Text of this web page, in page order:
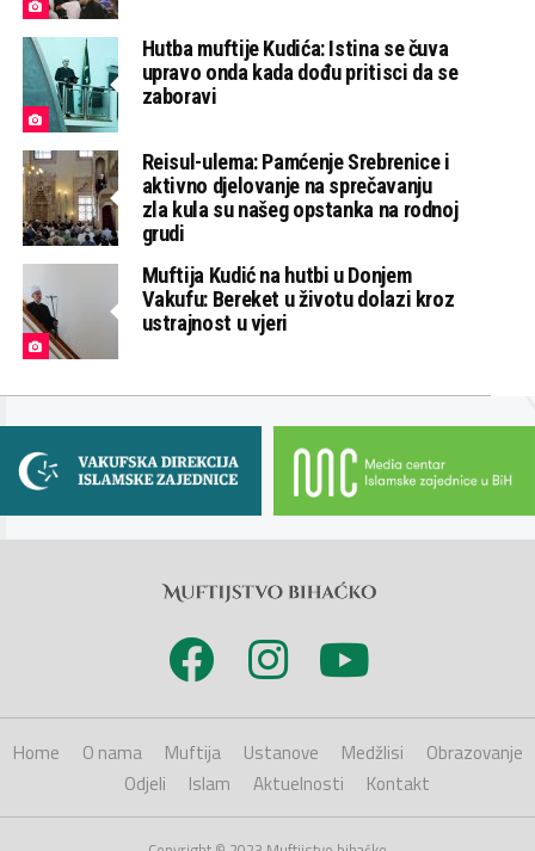
Hutba muftije Kudića: Istina se čuva
upravo onda kada dođu pritisci da se
zaboravi
Reisul-ulema: Pamćenje Srebrenice i
aktivno djelovanje na sprečavanju
zla kula su našeg opstanka na rodnoj
grudi
Muftija Kudić na hutbi u Donjem
Vakufu: Bereket u životu dolazi kroz
ustrajnost u vjeri
Home O nama Muftija Ustanove Medžlisi
Obrazovanje
Odjeli
Islam Aktuelnosti Kontakt